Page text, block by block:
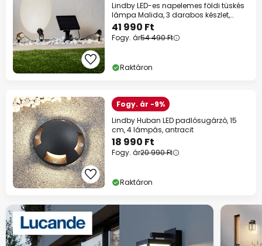
Lindby LED-es napelemes földi tüskés
lámpa Malida, 3 darabos készlet,
fekete
41 990 Ft
Fogy. ár54 490 Ft
Raktáron
Fogy. ár -9%
Lindby Huban LED padlósugárzó, 15
cm, 4 lámpás, antracit
18 990 Ft
Fogy. ár20 990 Ft
Raktáron